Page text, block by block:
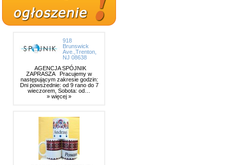
918
Brunswick
Ave.,Trenton,
NJ 08638
AGENCJA SPÓJNIK
ZAPRASZA Pracujemy w
następującym zakresie godzin:
Dni powszednie: od 9 rano do 7
wieczorem, Sobota: od…
» więcej »